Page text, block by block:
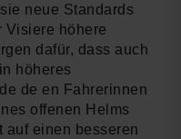
neue Standards
Visiere höhere
dafür, dass auch
höheres
de en Fahrerinnen
offenen Helms
auf einen besseren